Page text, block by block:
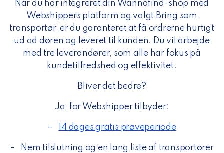
Når du har integreret din Wannafind-shop med
Webshippers platform og valgt Bring som
transportør, er du garanteret at få ordrerne hurtigt
ud ad døren og leveret til kunden. Du vil arbejde
med tre leverandører, som alle har fokus på
kundetilfredshed og effektivitet.
Bliver det bedre?
Ja, for Webshipper tilbyder:
– 14 dages gratis prøveperiode
– Nem tilslutning og en lang liste af transportører